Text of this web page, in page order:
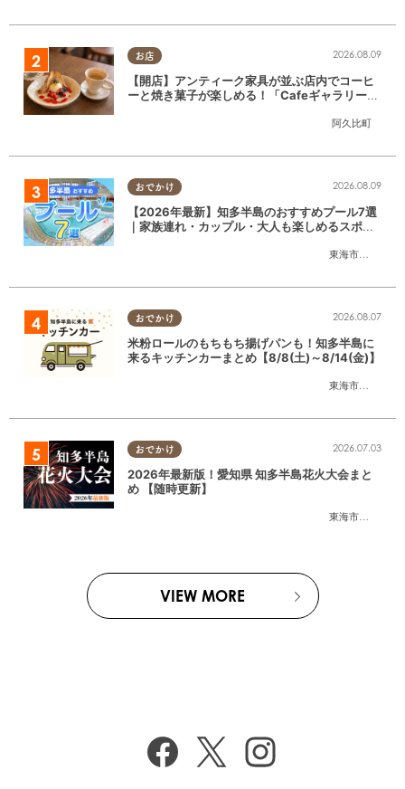
お店
阿久比町
2026.08.09
【開店】アンティーク家具が並ぶ店内でコーヒ
ーと焼き菓子が楽しめる！「CafeギャラリーA
おでかけ
東海市
,大府市
2026.08.09
【2026年最新】知多半島のおすすめプール7選
｜家族連れ・カップル・大人も楽しめるスポッ
おでかけ
東海市
,大府市
2026.08.07
米粉ロールのもちもち揚げパンも！知多半島に
来るキッチンカーまとめ【8/8(土)～8/14(金)】
おでかけ
東海市
,大府市
2026.07.03
2026年最新版！愛知県 知多半島花火大会まと
め 【随時更新】
VIEW MORE